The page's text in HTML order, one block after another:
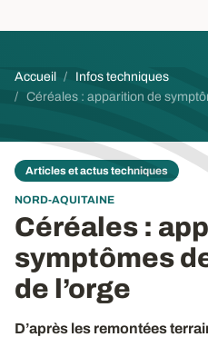
Fil d'Ariane
Accueil
Infos techniques
Céréales : apparition de
Articles et actus techniques
NORD-AQUITAINE
Céréales :
symptômes
de l’orge
D’après les remontées